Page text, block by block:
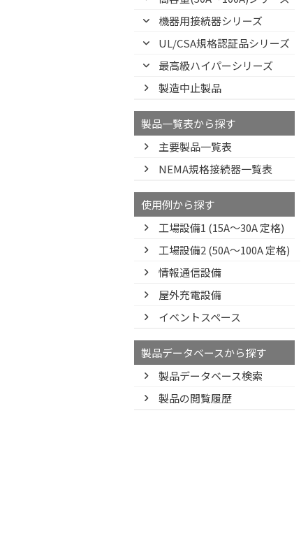
機器用接続器シリーズ
UL/CSA規格認証品シリーズ
最高級ハイパーシリーズ
製造中止製品
製品一覧表から探す
主要製品一覧表
NEMA規格接続器一覧表
使用例から探す
工場設備1 (15A〜30A 定格)
工場設備2 (50A〜100A 定格)
情報通信設備
屋外充電設備
イベントスペース
製品データベースから探す
製品データベース検索
製品の閲覧履歴